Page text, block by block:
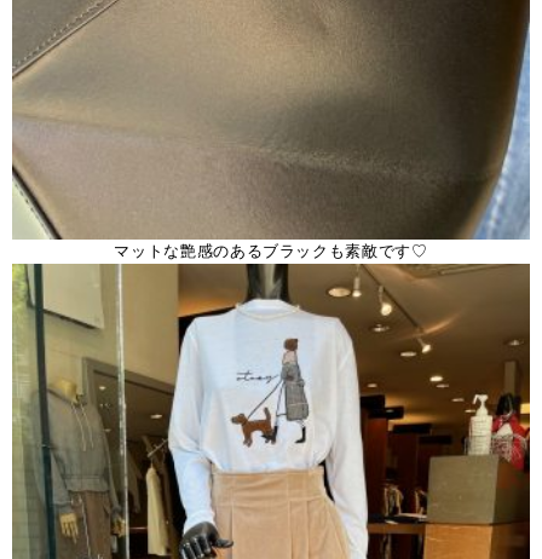
マットな艶感のあるブラックも素敵です♡